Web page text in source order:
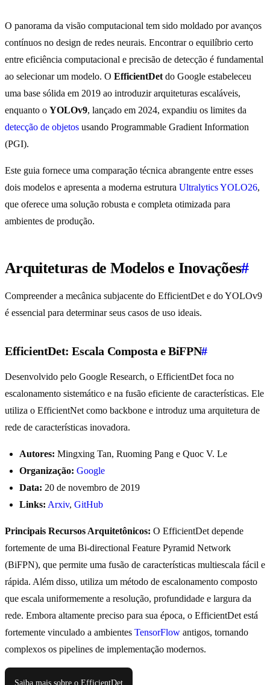
O panorama da visão computacional tem sido moldado por avanços
contínuos no design de redes neurais. Encontrar o equilíbrio certo
entre eficiência computacional e precisão de detecção é fundamental
ao selecionar um modelo. O EfficientDet do Google estabeleceu
uma base sólida em 2019 ao introduzir arquiteturas escaláveis,
enquanto o YOLOv9, lançado em 2024, expandiu os limites da
detecção de objetos usando Programmable Gradient Information
(PGI).
Este guia fornece uma comparação técnica abrangente entre esses
dois modelos e apresenta a moderna estrutura Ultralytics YOLO26,
que oferece uma solução robusta e completa otimizada para
ambientes de produção.
Arquiteturas de Modelos e Inovações#
Compreender a mecânica subjacente do EfficientDet e do YOLOv9
é essencial para determinar seus casos de uso ideais.
EfficientDet: Escala Composta e BiFPN#
Desenvolvido pelo Google Research, o EfficientDet foca no
escalonamento sistemático e na fusão eficiente de características. Ele
utiliza o EfficientNet como backbone e introduz uma arquitetura de
rede de características inovadora.
Autores: Mingxing Tan, Ruoming Pang e Quoc V. Le
Organização: Google
Data: 20 de novembro de 2019
Links: Arxiv, GitHub
Principais Recursos Arquitetônicos: O EfficientDet depende
fortemente de uma Bi-directional Feature Pyramid Network
(BiFPN), que permite uma fusão de características multiescala fácil e
rápida. Além disso, utiliza um método de escalonamento composto
que escala uniformemente a resolução, profundidade e largura da
rede. Embora altamente preciso para sua época, o EfficientDet está
fortemente vinculado a ambientes TensorFlow antigos, tornando
complexos os pipelines de implementação modernos.
Saiba mais sobre o EfficientDet